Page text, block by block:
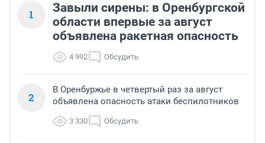
1
Завыли сирены: в Оренбургской
области впервые за август
объявлена ракетная опасность
4 992 Обсудить
2
В Оренбуржье в четвертый раз за август
объявлена опасность атаки беспилотников
3 330 Обсудить